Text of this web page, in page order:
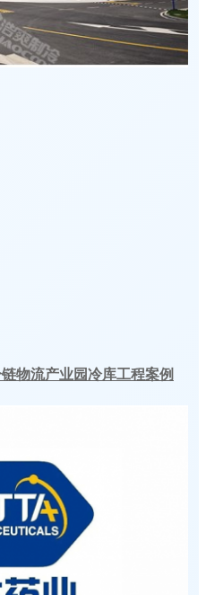
物流产业园冷库工程案例